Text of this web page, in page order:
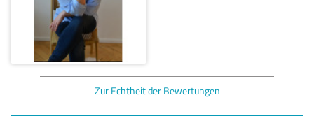
Zur Echtheit der Bewertungen